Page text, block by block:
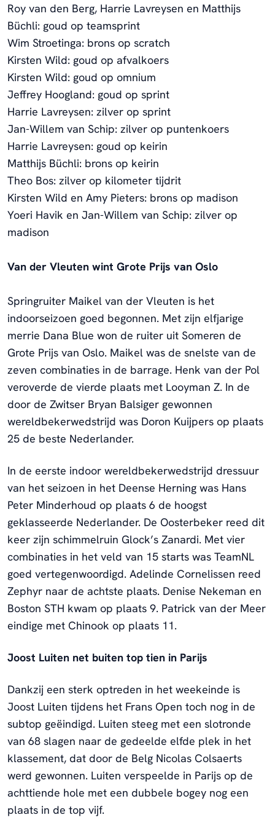
Roy van den Berg, Harrie Lavreysen en Matthijs
Büchli: goud op teamsprint
Wim Stroetinga: brons op scratch
Kirsten Wild: goud op afvalkoers
Kirsten Wild: goud op omnium
Jeffrey Hoogland: goud op sprint
Harrie Lavreysen: zilver op sprint
Jan-Willem van Schip: zilver op puntenkoers
Harrie Lavreysen: goud op keirin
Matthijs Büchli: brons op keirin
Theo Bos: zilver op kilometer tijdrit
Kirsten Wild en Amy Pieters: brons op madison
Yoeri Havik en Jan-Willem van Schip: zilver op
madison
Van der Vleuten wint Grote Prijs van Oslo
Springruiter Maikel van der Vleuten is het
indoorseizoen goed begonnen. Met zijn elfjarige
merrie Dana Blue won de ruiter uit Someren de
Grote Prijs van Oslo. Maikel was de snelste van de
zeven combinaties in de barrage. Henk van der Pol
veroverde de vierde plaats met Looyman Z. In de
door de Zwitser Bryan Balsiger gewonnen
wereldbekerwedstrijd was Doron Kuijpers op plaats
25 de beste Nederlander.
In de eerste indoor wereldbekerwedstrijd dressuur
van het seizoen in het Deense Herning was Hans
Peter Minderhoud op plaats 6 de hoogst
geklasseerde Nederlander. De Oosterbeker reed dit
keer zijn schimmelruin Glock’s Zanardi. Met vier
combinaties in het veld van 15 starts was TeamNL
goed vertegenwoordigd. Adelinde Cornelissen reed
Zephyr naar de achtste plaats. Denise Nekeman en
Boston STH kwam op plaats 9. Patrick van der Meer
eindige met Chinook op plaats 11.
Joost Luiten net buiten top tien in Parijs
Dankzij een sterk optreden in het weekeinde is
Joost Luiten tijdens het Frans Open toch nog in de
subtop geëindigd. Luiten steeg met een slotronde
van 68 slagen naar de gedeelde elfde plek in het
klassement, dat door de Belg Nicolas Colsaerts
werd gewonnen. Luiten verspeelde in Parijs op de
achttiende hole met een dubbele bogey nog een
plaats in de top vijf.